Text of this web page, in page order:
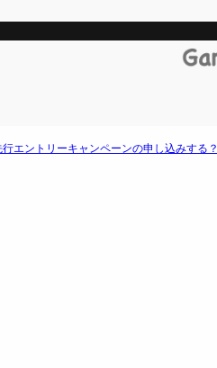
エントリーキャンペーンの申し込みする？